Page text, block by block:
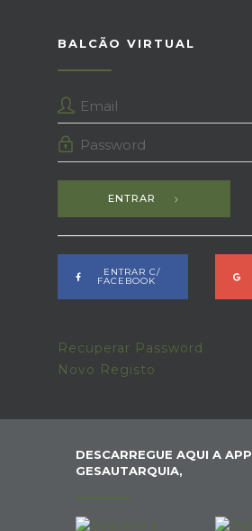
BALCÃO VIRTUAL
ENTRAR
ENTRAR C/
FACEBOOK
Recuperar Password
Novo Registo
DESCARREGUE AQUI A APP
GESAUTARQUIA,